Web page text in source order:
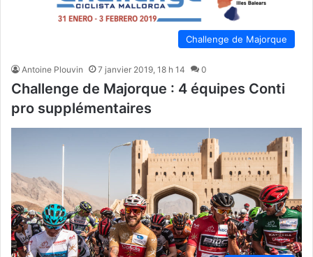
Challenge de Majorque
Antoine Plouvin 7 janvier 2019, 18 h 14 0
Challenge de Majorque : 4 équipes Conti
pro supplémentaires